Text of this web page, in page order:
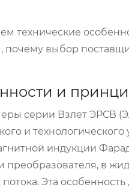
технические
выбор
и
серии Взлет ЭРСВ
и
индукции
преобразователя, в
Эта